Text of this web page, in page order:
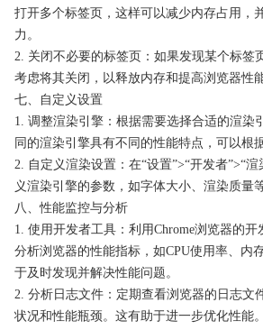
打开多个标签页，这样可以减少内存占用，
力。
2. 关闭不必要的标签页：如果发现某个标签
考虑将其关闭，以释放内存和提高浏览器性能
七、自定义设置
1. 调整渲染引擎：根据需要选择合适的渲染
同的渲染引擎具有不同的性能特点，可以根
2. 自定义渲染设置：在“设置”>“开发者”>“
义渲染引擎的参数，如字体大小、渲染质量
八、性能监控与分析
1. 使用开发者工具：利用Chrome浏览器的
分析浏览器的性能指标，如CPU使用率、内
于及时发现并解决性能问题。
2. 分析日志文件：定期查看浏览器的日志文
状况和性能瓶颈。这有助于进一步优化性能。